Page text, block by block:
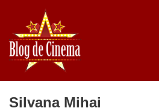
Sari
la
conținut
Silvana Mihai